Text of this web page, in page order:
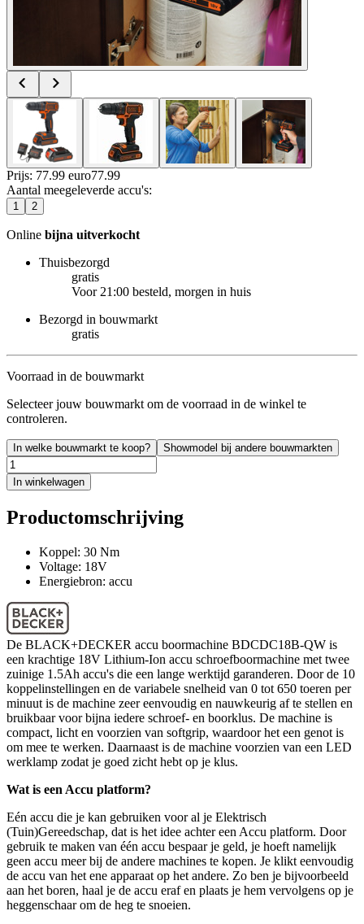
Prijs: 77.99 euro77.99
Aantal meegeleverde accu's:
1 2
Online bijna uitverkocht
Thuisbezorgd
gratis
Voor 21:00 besteld, morgen in huis
Bezorgd in bouwmarkt
gratis
Voorraad in de bouwmarkt
Selecteer jouw bouwmarkt om de voorraad in de winkel te
controleren.
In welke bouwmarkt te koop? Showmodel bij andere bouwmarkten
In winkelwagen
Productomschrijving
Koppel: 30 Nm
Voltage: 18V
Energiebron: accu
De BLACK+DECKER accu boormachine BDCDC18B-QW is
een krachtige 18V Lithium-Ion accu schroefboormachine met twee
zuinige 1.5Ah accu's die een lange werktijd garanderen. Door de 10
koppelinstellingen en de variabele snelheid van 0 tot 650 toeren per
minuut is de machine zeer eenvoudig en nauwkeurig af te stellen en
bruikbaar voor bijna iedere schroef- en boorklus. De machine is
compact, licht en voorzien van softgrip, waardoor het een genot is
om mee te werken. Daarnaast is de machine voorzien van een LED
werklamp zodat je goed zicht hebt op je klus.
Wat is een Accu platform?
Eén accu die je kan gebruiken voor al je Elektrisch
(Tuin)Gereedschap, dat is het idee achter een Accu platform. Door
gebruik te maken van één accu bespaar je geld, je hoeft namelijk
geen accu meer bij de andere machines te kopen. Je klikt eenvoudig
de accu van het ene apparaat op het andere. Zo ben je bijvoorbeeld
aan het boren, haal je de accu eraf en plaats je hem vervolgens op je
heggenschaar om de heg te snoeien.